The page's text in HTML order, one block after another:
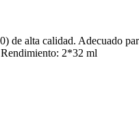
de alta calidad. Adecuado
2*32 ml